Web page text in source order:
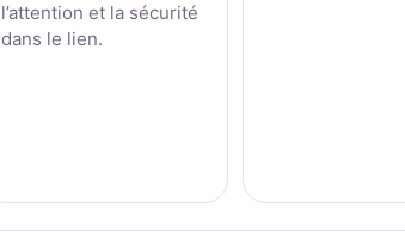
l’attention et la sécurité
dans le lien.